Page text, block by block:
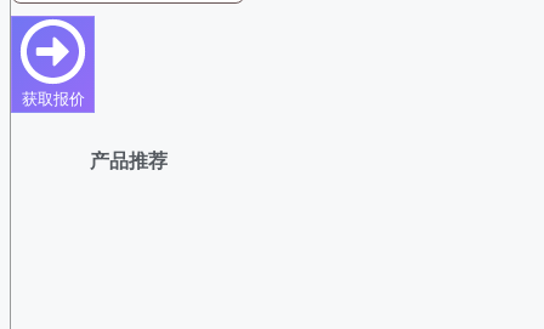
获取报价
产品推荐